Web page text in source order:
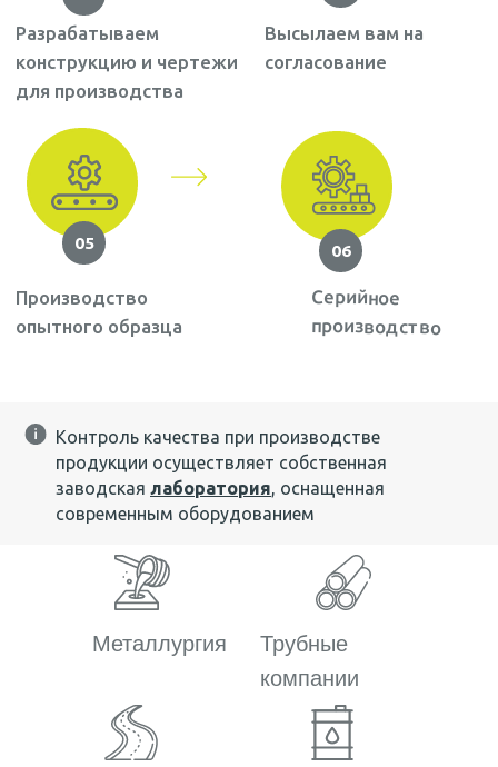
Контроль качества при производстве
продукции осуществляет собственная
заводская лаборатория, оснащенная
современным оборудованием
Металлургия
Трубные
компании